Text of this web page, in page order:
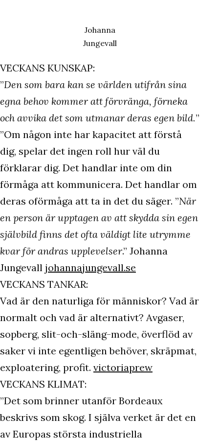
Johanna
Jungevall
VECKANS KUNSKAP:
”Den som bara kan se världen utifrån sina
egna behov kommer att förvränga, förneka
och avvika det som utmanar deras egen bild.”
”Om någon inte har kapacitet att förstå
dig, spelar det ingen roll hur väl du
förklarar dig. Det handlar inte om din
förmåga att kommunicera. Det handlar om
deras oförmåga att ta in det du säger. ”När
en person är upptagen av att skydda sin egen
självbild finns det ofta väldigt lite utrymme
kvar för andras upplevelser.” Johanna
Jungevall johannajungevall.se
VECKANS TANKAR:
Vad är den naturliga för människor? Vad är
normalt och vad är alternativt? Avgaser,
sopberg, slit-och-släng-mode, överflöd av
saker vi inte egentligen behöver, skräpmat,
exploatering, profit. victoriaprew
VECKANS KLIMAT:
”Det som brinner utanför Bordeaux
beskrivs som skog. I själva verket är det en
av Europas största industriella